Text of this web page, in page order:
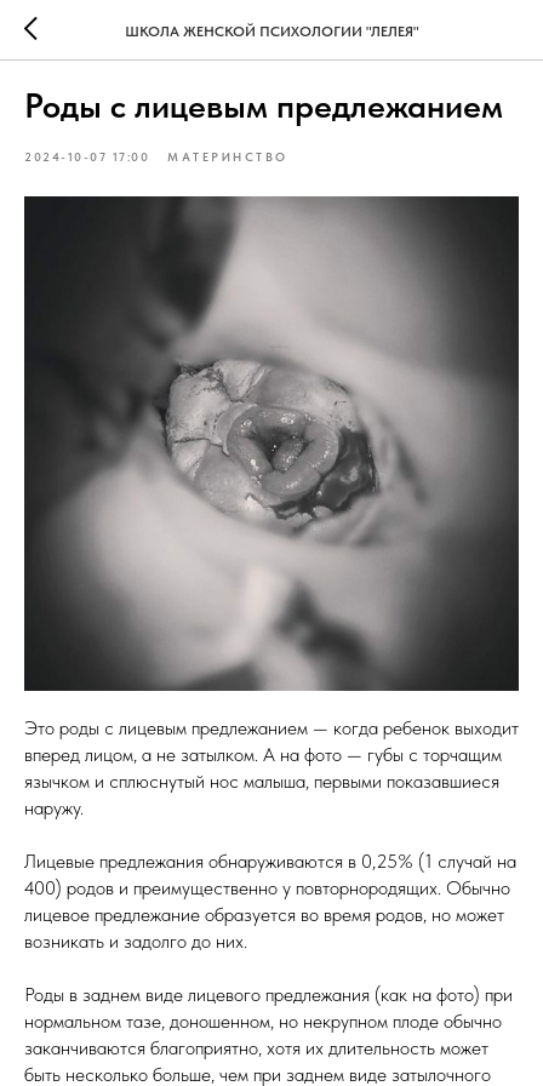
ШКОЛА ЖЕНСКОЙ ПСИХОЛОГИИ "ЛЕЛЕЯ"
Роды с лицевым предлежанием
2024-10-07 17:00 МАТЕРИНСТВО
Это роды с лицевым предлежанием — когда ребенок выходит
вперед лицом, а не затылком. А на фото — губы с торчащим
язычком и сплюснутый нос малыша, первыми показавшиеся
наружу.
Лицевые предлежания обнаруживаются в 0,25% (1 случай на
400) родов и преимущественно у повторнородящих. Обычно
лицевое предлежание образуется во время родов, но может
возникать и задолго до них.
Роды в заднем виде лицевого предлежания (как на фото) при
нормальном тазе, доношенном, но некрупном плоде обычно
заканчиваются благоприятно, хотя их длительность может
быть несколько больше, чем при заднем виде затылочного